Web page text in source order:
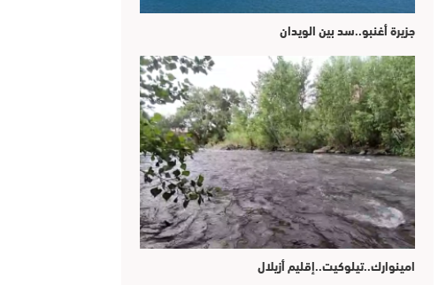
جزيرة أغنبو..سد بين الويدان
امينوارك..تيلوكيت..إقليم أزيلال